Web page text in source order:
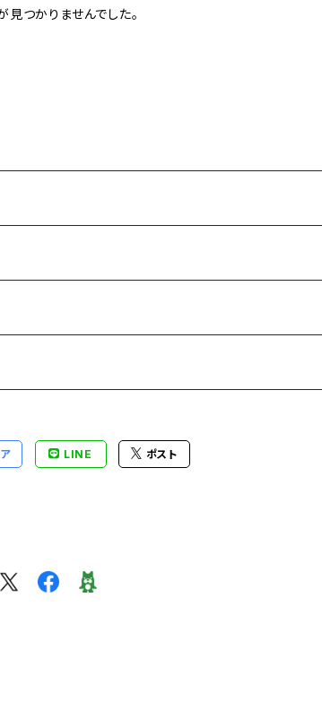
つかりませんでした。
LINE ポスト